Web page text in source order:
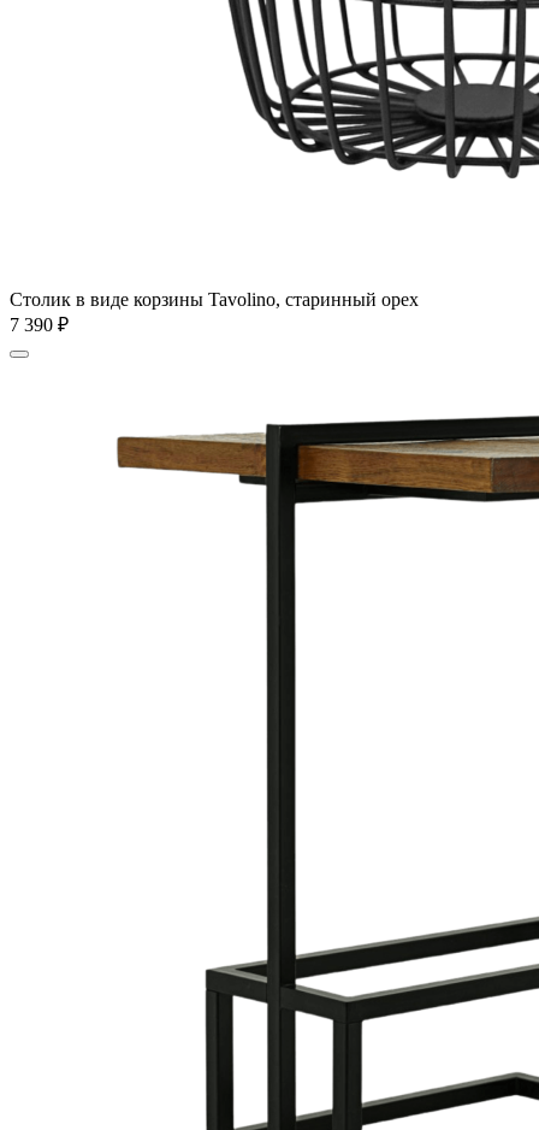
Столик в виде корзины Tavolino, старинный орех
7 390 ₽